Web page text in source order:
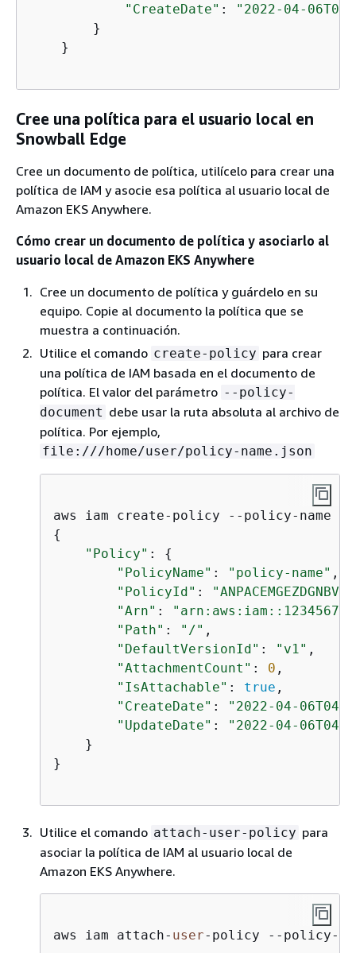
"CreateDate" :
"2022-04-
        }
    }
Cree una política para el usuario local en
Snowball Edge
Cree un documento de política, utilícelo para crear una
política de IAM y asocie esa política al usuario local de
Amazon EKS Anywhere.
Cómo crear un documento de política y asociarlo al
usuario local de Amazon EKS Anywhere
Cree un documento de política y guárdelo en su
equipo. Copie al documento la política que se
muestra a continuación.
Utilice el comando create-policy para crear
una política de IAM basada en el documento de
política. El valor del parámetro --policy-
document debe usar la ruta absoluta al archivo de
política. Por ejemplo,
file:///home/user/policy-name.json
aws iam create-policy --policy-name
{
"Policy" : {
"PolicyName" : "policy-name" ,
"PolicyId" :
"Arn" :
"Path" : "/" ,
"DefaultVersionId" : "v1" ,
"AttachmentCount" : 0 ,
"IsAttachable" : true ,
"CreateDate" :
"2022-04-
"UpdateDate" :
"2022-04-
    }
}
Utilice el comando attach-user-policy para
asociar la política de IAM al usuario local de
Amazon EKS Anywhere.
aws iam attach- user-policy --policy-